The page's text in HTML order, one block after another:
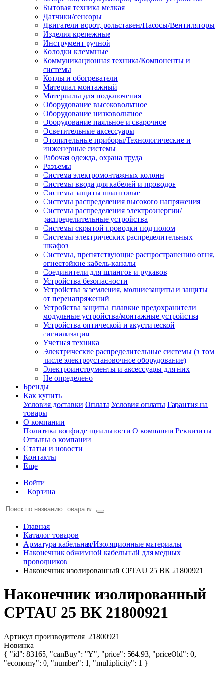
Бытовая техника мелкая
Датчики/сенсоры
Двигатели ворот, рольставен/Насосы/Вентиляторы
Изделия крепежные
Инструмент ручной
Колодки клеммные
Коммуникационная техника/Компоненты и
системы
Котлы и обогреватели
Материал монтажный
Материалы для подключения
Оборудование высоковольтное
Оборудование низковольтное
Оборудование паяльное и сварочное
Осветительные аксессуары
Отопительные приборы/Технологические и
инженерные системы
Рабочая одежда, охрана труда
Разъемы
Система электромонтажных колонн
Системы ввода для кабелей и проводов
Системы защиты шланговые
Системы распределения высокого напряжения
Системы распределения электроэнергии/
распределительные устройства
Системы скрытой проводки под полом
Системы электрических распределительных
шкафов
Системы, препятствующие распространению огня,
огнестойкие кабель-каналы
Соединители для шлангов и рукавов
Устройства безопасности
Устройства заземления, молниезащиты и защиты
от перенапряжений
Устройства защиты, плавкие предохранители,
модульные устройства/монтажные устройства
Устройства оптической и акустической
сигнализации
Учетная техника
Электрические распределительные системы (в том
числе электроустановочное оборудование)
Электроинструменты и аксессуары для них
Не определено
Бренды
Как купить
Условия доставки Оплата Условия оплаты Гарантия на
товары
О компании
Политика конфиденциальности О компании Реквизиты
Отзывы о компании
Статьи и новости
Контакты
Еще
Войти
Корзина
Главная
Каталог товаров
Арматура кабельная/Изоляционные материалы
Наконечник обжимной кабельный для медных
проводников
Наконечник изолированный CPTAU 25 ВК 21800921
Наконечник изолированный
CPTAU 25 ВК 21800921
Артикул производителя 21800921
Новинка
{ "id": 83165, "canBuy": "Y", "price": 564.93, "priceOld": 0,
"economy": 0, "number": 1, "multiplicity": 1 }